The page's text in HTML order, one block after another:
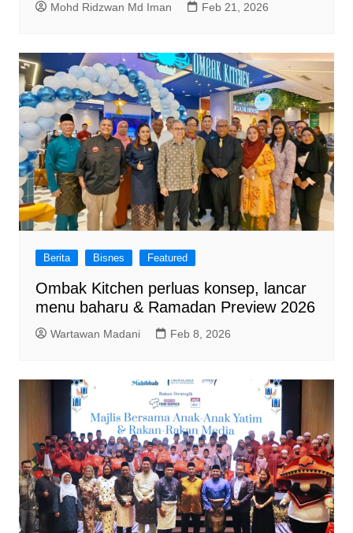
Mohd Ridzwan Md Iman Feb 21, 2026
Berita Bisnes Featured
Ombak Kitchen perluas konsep, lancar
menu baharu & Ramadan Preview 2026
Wartawan Madani Feb 8, 2026